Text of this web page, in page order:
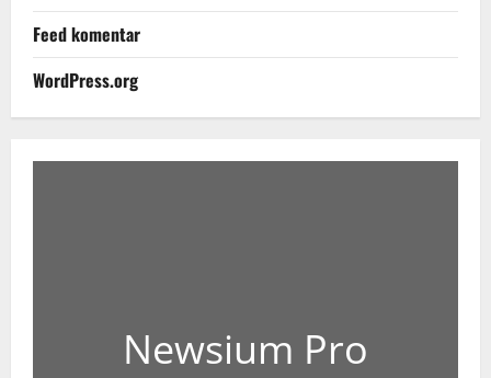
Feed komentar
WordPress.org
Newsium Pro